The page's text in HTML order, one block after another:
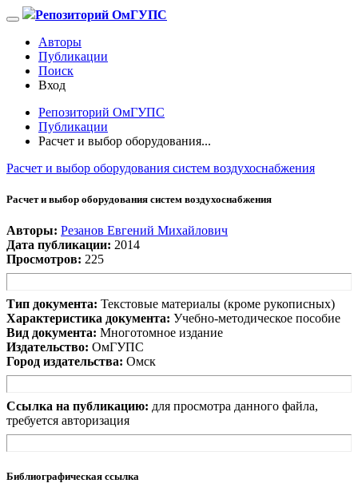
Репозиторий ОмГУПС
Авторы
Публикации
Поиск
Вход
Репозиторий ОмГУПС
Публикации
Расчет и выбор оборудования...
Расчет и выбор оборудования систем воздухоснабжения
Расчет и выбор оборудования систем воздухоснабжения
Авторы: Резанов Евгений Михайлович
Дата публикации: 2014
Просмотров: 225
Тип документа: Текстовые материалы (кроме рукописных)
Характеристика документа: Учебно-методическое пособие
Вид документа: Многотомное издание
Издательство: ОмГУПС
Город издательства: Омск
Ссылка на публикацию: для просмотра данного файла,
требуется авторизация
Библиографическая ссылка